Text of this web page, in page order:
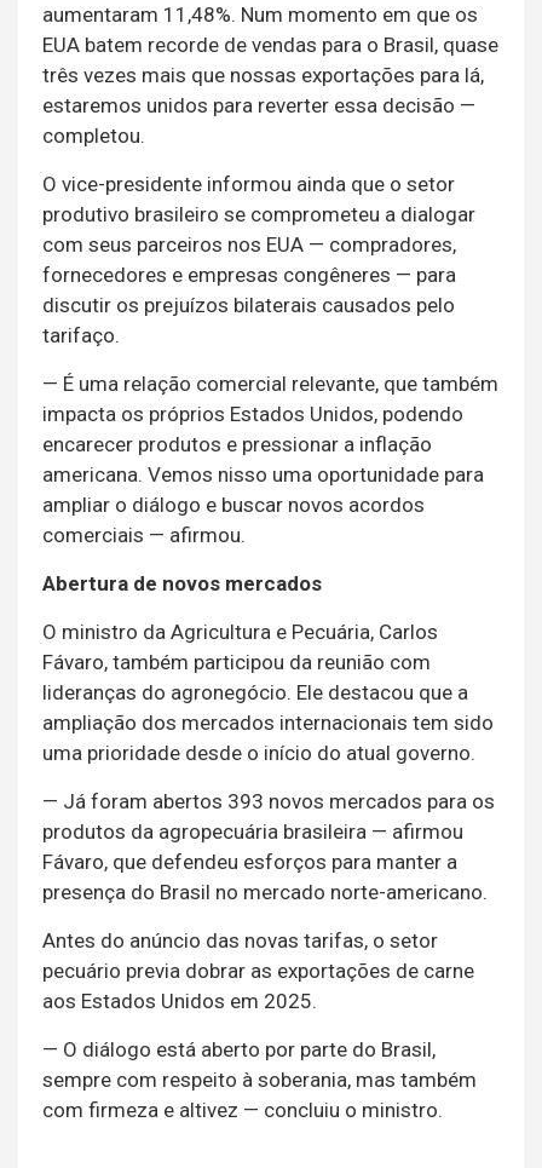
aumentaram 11,48%. Num momento em que os
EUA batem recorde de vendas para o Brasil, quase
três vezes mais que nossas exportações para lá,
estaremos unidos para reverter essa decisão —
completou.
O vice-presidente informou ainda que o setor
produtivo brasileiro se comprometeu a dialogar
com seus parceiros nos EUA — compradores,
fornecedores e empresas congêneres — para
discutir os prejuízos bilaterais causados pelo
tarifaço.
— É uma relação comercial relevante, que também
impacta os próprios Estados Unidos, podendo
encarecer produtos e pressionar a inflação
americana. Vemos nisso uma oportunidade para
ampliar o diálogo e buscar novos acordos
comerciais — afirmou.
Abertura de novos mercados
O ministro da Agricultura e Pecuária, Carlos
Fávaro, também participou da reunião com
lideranças do agronegócio. Ele destacou que a
ampliação dos mercados internacionais tem sido
uma prioridade desde o início do atual governo.
— Já foram abertos 393 novos mercados para os
produtos da agropecuária brasileira — afirmou
Fávaro, que defendeu esforços para manter a
presença do Brasil no mercado norte-americano.
Antes do anúncio das novas tarifas, o setor
pecuário previa dobrar as exportações de carne
aos Estados Unidos em 2025.
— O diálogo está aberto por parte do Brasil,
sempre com respeito à soberania, mas também
com firmeza e altivez — concluiu o ministro.